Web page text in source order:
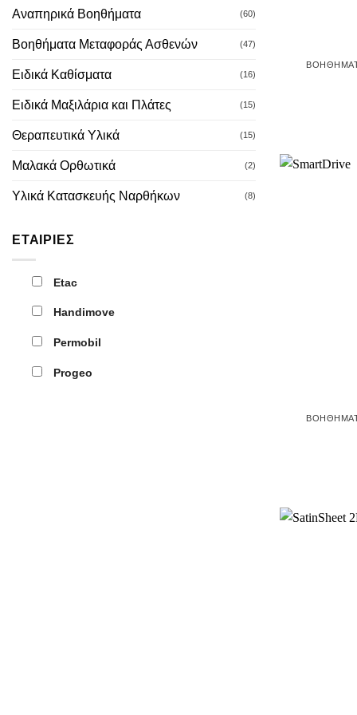
Αναπηρικά Βοηθήματα (60)
Βοηθήματα Μεταφοράς Ασθενών (47)
Ειδικά Καθίσματα (16)
Ειδικά Μαξιλάρια και Πλάτες (15)
Θεραπευτικά Υλικά (15)
Μαλακά Ορθωτικά (2)
Υλικά Κατασκευής Ναρθήκων (8)
ΕΤΑΙΡΊΕΣ
Etac
Handimove
Permobil
Progeo